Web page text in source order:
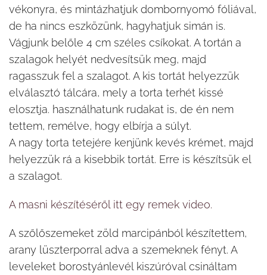
vékonyra, és mintázhatjuk dombornyomó fóliával,
de ha nincs eszközünk, hagyhatjuk simán is.
Vágjunk belőle 4 cm széles csíkokat. A tortán a
szalagok helyét nedvesítsük meg, majd
ragasszuk fel a szalagot. A kis tortát helyezzük
elválasztó tálcára, mely a torta terhét kissé
elosztja. használhatunk rudakat is, de én nem
tettem, remélve, hogy elbírja a súlyt.
A nagy torta tetejére kenjünk kevés krémet, majd
helyezzük rá a kisebbik tortát. Erre is készítsük el
a szalagot.
A masni készítéséről itt egy remek video.
A szőlőszemeket zöld marcipánból készítettem,
arany lüszterporral adva a szemeknek fényt. A
leveleket borostyánlevél kiszúróval csináltam